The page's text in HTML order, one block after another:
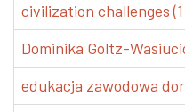
civilization challenges
Dominika Goltz-
edukacja zawodowa